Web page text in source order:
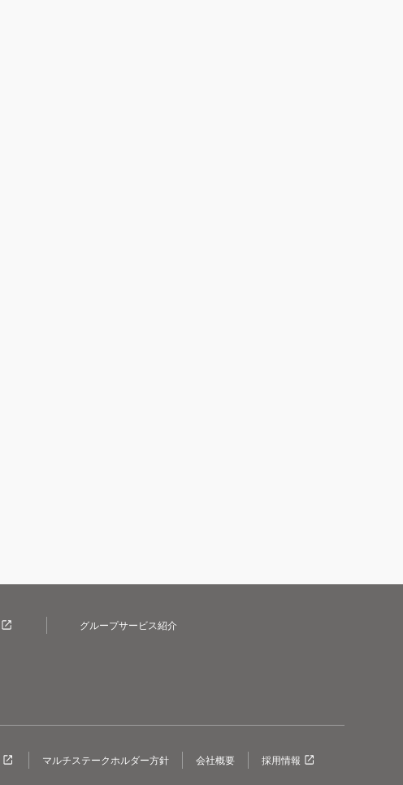
グループサービス紹介
マルチステークホルダー方針 会社概要 採用情報